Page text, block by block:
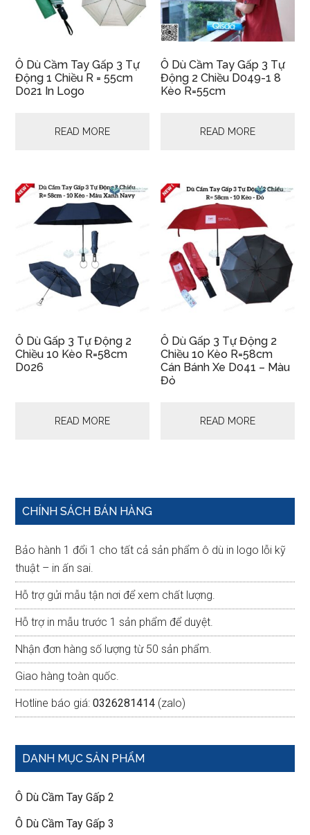
Ô Dù Cầm Tay Gấp 3 Tự
Động 1 Chiều R = 55cm
D021 In Logo
READ MORE
Ô Dù Cầm Tay Gấp 3 Tự
Động 2 Chiều D049-1 8
Kèo R=55cm
READ MORE
Ô Dù Gấp 3 Tự Động 2
Chiều 10 Kèo R=58cm
D026
READ MORE
Ô Dù Gấp 3 Tự Động 2
Chiều 10 Kèo R=58cm
Cán Bánh Xe D041 – Màu
Đỏ
READ MORE
Primary
CHÍNH SÁCH BÁN HÀNG
Bảo hành 1 đổi 1 cho tất cả sản phẩm ô dù in logo lỗi kỹ
thuật – in ấn sai.
Hỗ trợ gửi mẫu tận nơi để xem chất lượng.
Hỗ trợ in mẫu trước 1 sản phẩm để duyệt.
Nhận đơn hàng số lượng từ 50 sản phẩm.
Giao hàng toàn quốc.
Hotline báo giá:0326281414 (zalo)
DANH MỤC SẢN PHẨM
Ô Dù Cầm Tay Gấp 2
Ô Dù Cầm Tay Gấp 3